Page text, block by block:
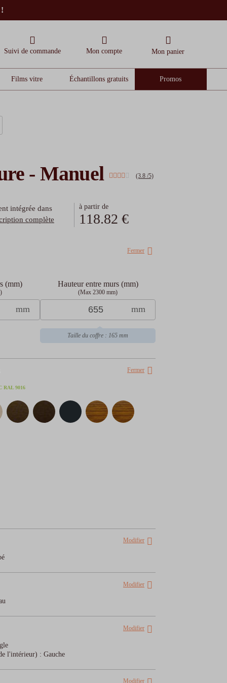
Suivi de commande Mon compte Mon panier
Films vitre Échantillons gratuits Promos
- Manuel (3.8 /5)
intégrée dans
complète
à partir de
118.82 €
Fermer
(mm)
mm
Hauteur entre murs (mm)
(Max 2300 mm)
mm
Taille du coffre : 165 mm
Fermer
RAL 9016
Modifier
Modifier
Modifier
l'intérieur) : Gauche
Modifier